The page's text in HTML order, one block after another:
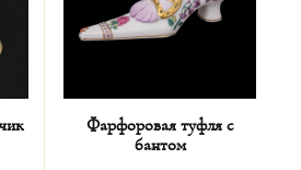
Фарфоровая туфля с
бантом